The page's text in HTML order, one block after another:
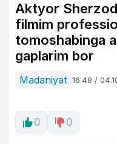
Aktyor
filmim
tomoshabinga
gaplarim bor
Madaniyat 16:48 /
0 0